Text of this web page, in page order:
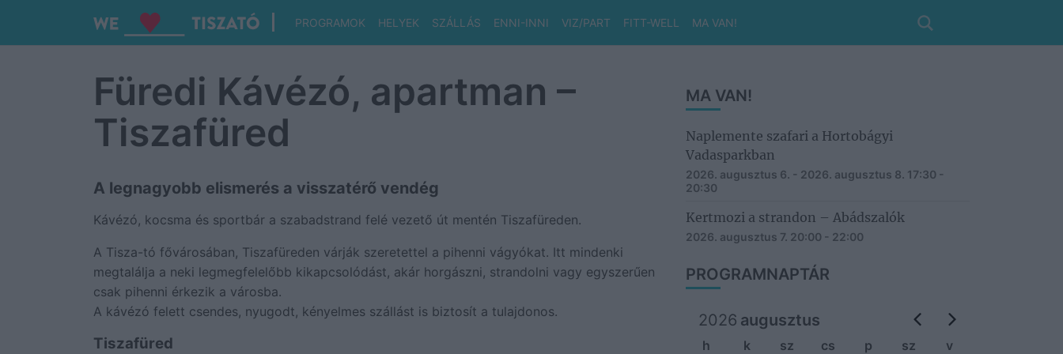
PROGRAMOK HELYEK SZÁLLÁS ENNI-INNI VIZ/PART FITT-WELL MA VAN!
Füredi Kávézó, apartman –
Tiszafüred
A legnagyobb elismerés a visszatérő vendég
Kávézó, kocsma és sportbár a szabadstrand felé vezető út mentén Tiszafüreden.
A Tisza-tó fővárosában, Tiszafüreden várják szeretettel a pihenni vágyókat. Itt mindenki
megtalálja a neki legmegfelelőbb kikapcsolódást, akár horgászni, strandolni vagy egyszerűen
csak pihenni érkezik a városba.
A kávézó felett csendes, nyugodt, kényelmes szállást is biztosít a tulajdonos.
Tiszafüred
MA VAN!
Naplemente szafari a Hortobágyi
Vadasparkban
2026. augusztus 6. - 2026. augusztus 8. 17:30 -
20:30
Kertmozi a strandon – Abádszalók
2026. augusztus 7. 20:00 - 22:00
PROGRAMNAPTÁR
2026 augusztus
h k sz cs p sz v